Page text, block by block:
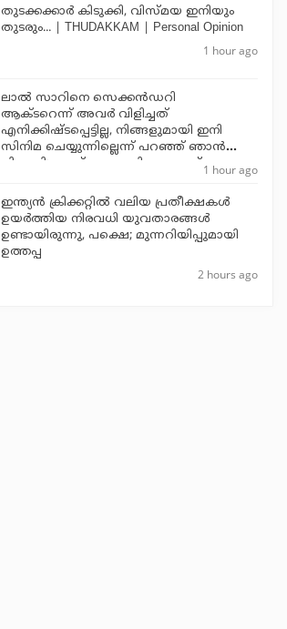
തുടക്കക്കാര്‍ കിടുക്കി, വിസ്മയ ഇനിയും
തുടരും... | THUDAKKAM | Personal Opinion
1 hour ago
ലാല്‍ സാറിനെ സെക്കന്‍ഡറി
ആക്ടറെന്ന് അവര്‍ വിളിച്ചത്
എനിക്കിഷ്ടപ്പെട്ടില്ല, നിങ്ങളുമായി ഇനി
സിനിമ ചെയ്യുന്നില്ലെന്ന് പറഞ്ഞ് ഞാന്‍
പിന്മാറി: ജൂഡ് ആന്തണി ജോസഫ്1 hour ago
ഇന്ത്യന്‍ ക്രിക്കറ്റില്‍ വലിയ പ്രതീക്ഷകള്‍
ഉയര്‍ത്തിയ നിരവധി യുവതാരങ്ങള്‍
ഉണ്ടായിരുന്നു, പക്ഷെ; മുന്നറിയിപ്പുമായി
ഉത്തപ്പ
2 hours ago